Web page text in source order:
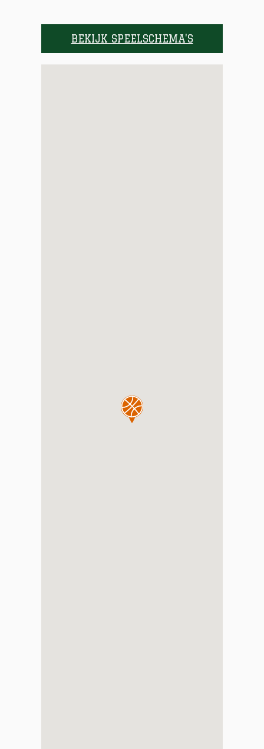
BEKIJK SPEELSCHEMA'S